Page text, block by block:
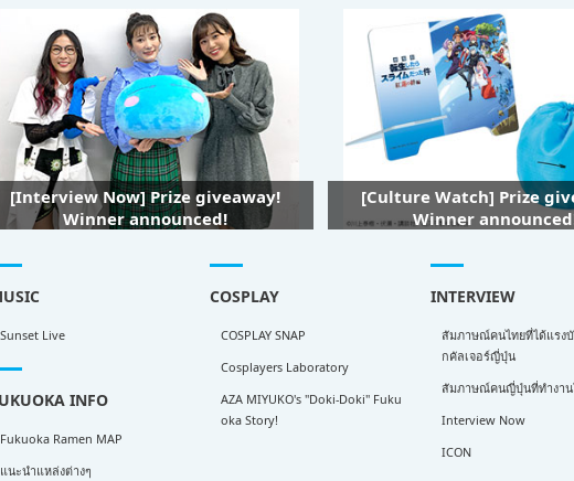
[Interview Now] Prize giveaway!
Winner announced!
[Culture Watch] Prize
Winner
Sunset Live
COSPLAY
COSPLAY SNAP
Cosplayers Laboratory
AZA MIYUKO's "Doki-Doki" Fuku
oka Story!
INTERVIEW
สัมภาษณ์คนไทยที่ได้แรง
กคัลเจอร์ญี่ปุ่น
สัมภาษณ์คนญี่ปุ่นที่ทำงาน
Interview Now
ICON
INFO
Fukuoka Ramen MAP
แนะนำแหล่งต่างๆ